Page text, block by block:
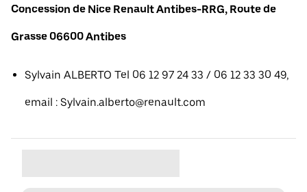
Concession de Nice Renault Antibes-RRG, Route de
Grasse 06600 Antibes
Sylvain ALBERTO Tel 06 12 97 24 33 / 06 12 33 30 49,
email : Sylvain.alberto@renault.com